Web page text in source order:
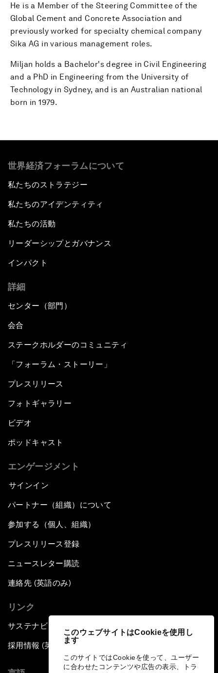
このウェブサイトはCookieを使用し
ます
このサイトではCookieを使って、ユーザー
に合わせたコンテンツや広告の表示、トラ
He is a Member of the Steering Committee of the
Global Cement and Concrete Association and
previously worked for specialty chemical company
Sika AG in various management roles.
Miljan holds a Bachelor's degree in Civil Engineering
and a PhD in Engineering from the University of
Technology in Sydney, and is an Australian national
born in 1979.
世界経済フォーラムについて
私たちのストラテジー
私たちのアイデンティティ
私たちの活動
リーダーシップとガバナンス
インパクト
詳細
センター（部門）
会合
ステークホルダーのコミュニティ
「フォーラム・ストーリー」
プレスリリース
フォトギャラリー
ビデオ
ポッドキャスト
エンゲージメント
サインイン
パートナー（組織）について
参加する（個人、組織）
プレスリリース登録
ニュースレター購読
連絡先 (英語のみ)
リンク
サステナビリティへの取り組み
採用情報 (英語のみ)